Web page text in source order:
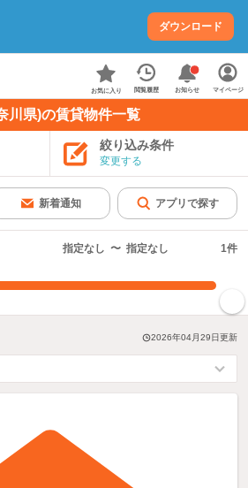
ダウンロード
お気に入り 閲覧履歴 お知らせ マイページ
川県)の賃貸物件一覧
絞り込み条件
変更する
新着通知 アプリで探す
指定なし 〜 指定なし 1件
2026年04月29日更新